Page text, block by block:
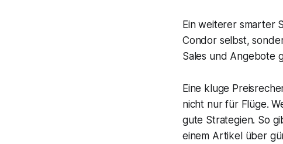
Ein weiterer smarter
Condor selbst,
Sales und Angebote
Eine kluge
nicht nur für Flüge.
gute Strategien. So
einem Artikel über